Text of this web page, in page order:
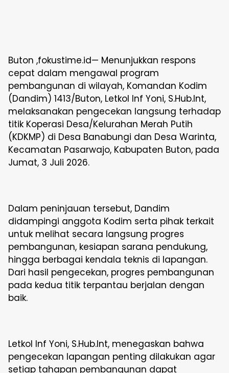
Buton ,fokustime.id— Menunjukkan respons
cepat dalam mengawal program
pembangunan di wilayah, Komandan Kodim
(Dandim) 1413/Buton, Letkol Inf Yoni, S.Hub.Int,
melaksanakan pengecekan langsung terhadap
titik Koperasi Desa/Kelurahan Merah Putih
(KDKMP) di Desa Banabungi dan Desa Warinta,
Kecamatan Pasarwajo, Kabupaten Buton, pada
Jumat, 3 Juli 2026.
Dalam peninjauan tersebut, Dandim
didampingi anggota Kodim serta pihak terkait
untuk melihat secara langsung progres
pembangunan, kesiapan sarana pendukung,
hingga berbagai kendala teknis di lapangan.
Dari hasil pengecekan, progres pembangunan
pada kedua titik terpantau berjalan dengan
baik.
Letkol Inf Yoni, S.Hub.Int, menegaskan bahwa
pengecekan lapangan penting dilakukan agar
setiap tahapan pembangunan dapat